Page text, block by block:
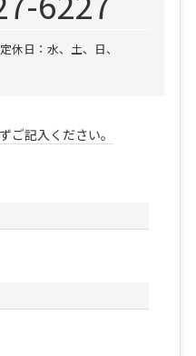
日：水、土、日、
ご記入ください。